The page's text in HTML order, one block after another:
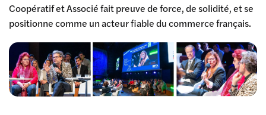
Coopératif et Associé fait preuve de force, de solidité, et se
positionne comme un acteur fiable du commerce français.